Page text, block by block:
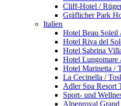
Cliff-Hotel /
Gräflicher Park
Italien
Hotel Beau Soleil
Hotel Riva del
Hotel Sabrina
Hotel Lungomare
Hotel Marinetta /
La Cecinella /
Adler Spa Resort
Sport- und
Alpenroyal